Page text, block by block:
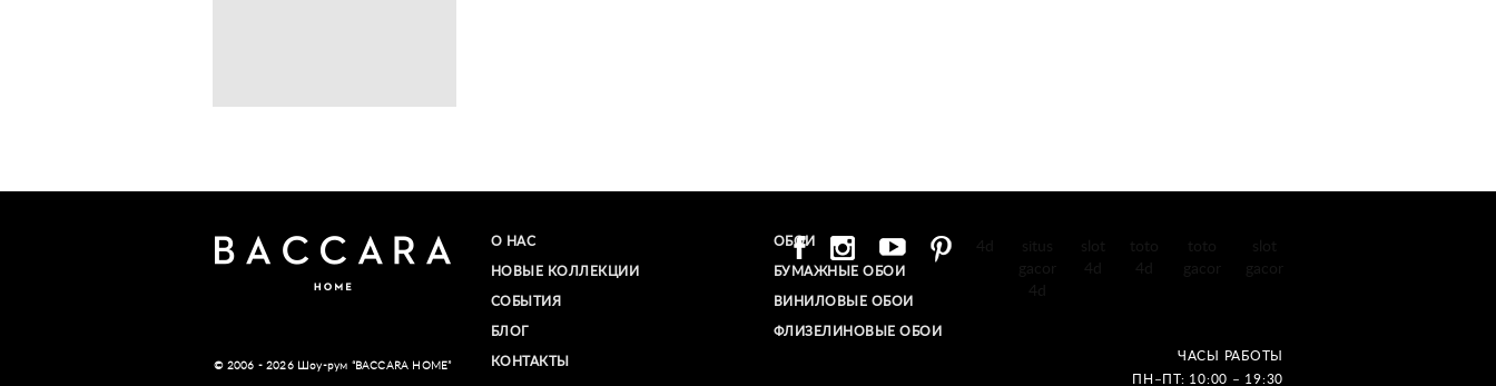
© 2006 - 2026 Шоу-рум “BACCARA HOME”
О НАС
НОВЫЕ КОЛЛЕКЦИИ
СОБЫТИЯ
БЛОГ
КОНТАКТЫ
ОБОИ
БУМАЖНЫЕ ОБОИ
ВИНИЛОВЫЕ ОБОИ​
ФЛИЗЕЛИНОВЫЕ ОБОИ
ЧАСЫ РАБОТЫ
ПН–ПТ: 10:00 – 19:30